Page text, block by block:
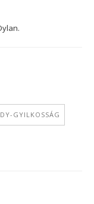
GYILKOSSÁG